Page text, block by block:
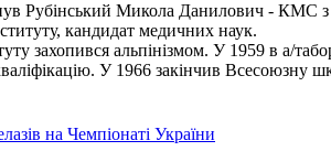
Рубінський Микола Данилович - КМС з
кандидат медичних наук.
захопився альпінізмом. У 1959 в
У 1966 закінчив Всесоюзну
на Чемпіонаті України